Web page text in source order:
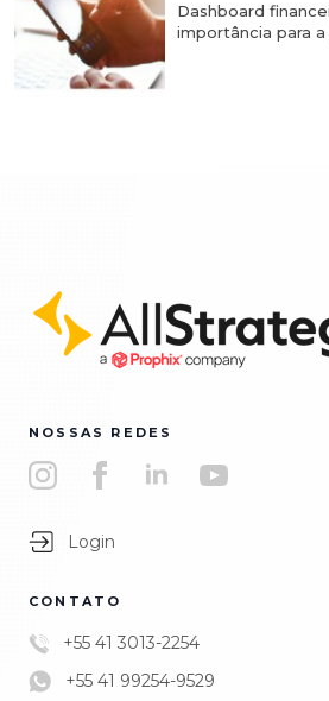
Dashboard
importância para
NOSSAS REDES
Login
CONTATO
+55 41 3013-2254
+55 41 99254-9529